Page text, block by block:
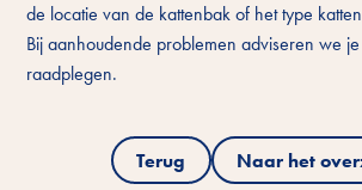
de locatie van de kattenbak of het type
Bij aanhoudende problemen adviseren we
raadplegen.
Terug Naar het